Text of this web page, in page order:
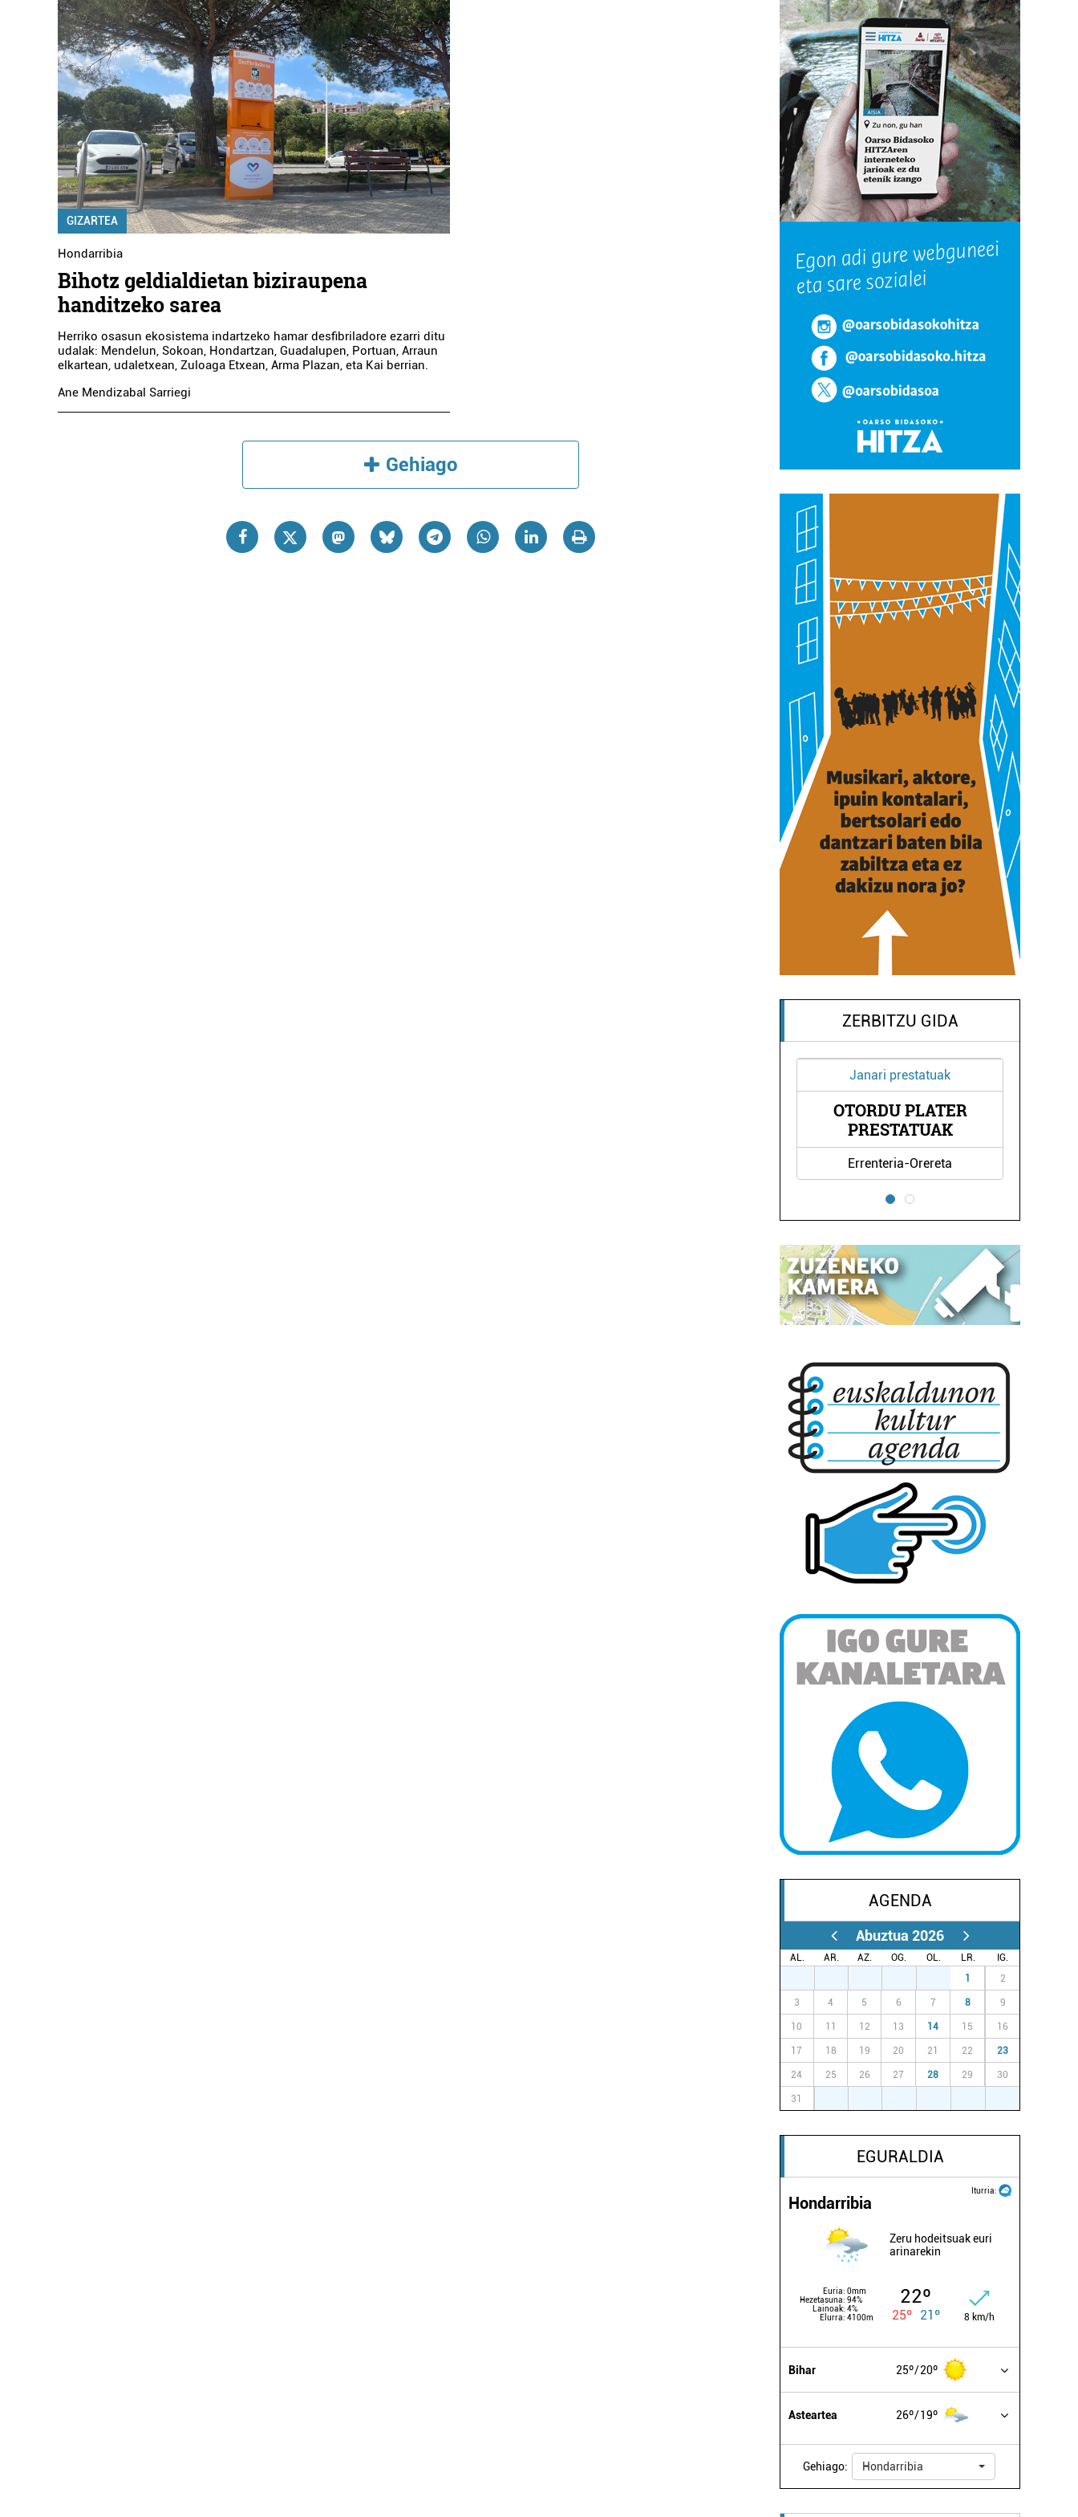
GIZARTEA
Hondarribia
Bihotz geldialdietan biziraupena
handitzeko sarea
Herriko osasun ekosistema indartzeko hamar desfibriladore ezarri ditu
udalak: Mendelun, Sokoan, Hondartzan, Guadalupen, Portuan, Arraun
elkartean, udaletxean, Zuloaga Etxean, Arma Plazan, eta Kai berrian.
Ane Mendizabal Sarriegi
Gehiago
ZERBITZU GIDA
Janari prestatuak
OTORDU PLATER
PRESTATUAK
Errenteria-Orereta
AGENDA
Abuztua 2026
AL. AR. AZ. OG. OL. LR.
IG.
1 2
3 4 5 6 7 8 9
10 11 12 13 14 15 16
17 18 19 20 21 22 23
24 25 26 27 28 29 30
31
EGURALDIA
Iturria:
Hondarribia
Zeru hodeitsuak euri
arinarekin
Euria: 0mm
Hezetasuna: 94%
Lainoak: 4%
Elurra: 4100m
22º
25º 21º 8 km/h
Bihar 25º 20º
Asteartea 26º 19º
Gehiago: Hondarribia